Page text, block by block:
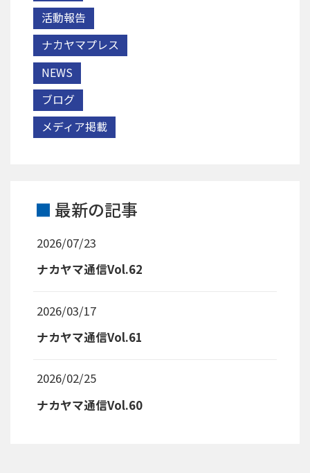
活動報告
ナカヤマプレス
NEWS
ブログ
メディア掲載
最新の記事
2026/07/23
ナカヤマ通信Vol.62
2026/03/17
ナカヤマ通信Vol.61
2026/02/25
ナカヤマ通信Vol.60